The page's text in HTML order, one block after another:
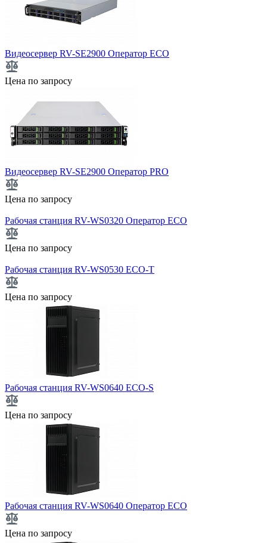
Видеосервер RV-SE2900 Оператор ECO
Цена по запросу
Видеосервер RV-SE2900 Оператор PRO
Цена по запросу
Рабочая станция RV-WS0320 Оператор ECO
Цена по запросу
Рабочая станция RV-WS0530 ECO-T
Цена по запросу
Рабочая станция RV-WS0640 ECO-S
Цена по запросу
Рабочая станция RV-WS0640 Оператор ECO
Цена по запросу